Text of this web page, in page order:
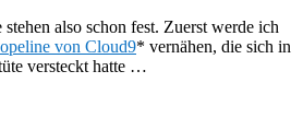
also schon fest. Zuerst werde ich
von Cloud9* vernähen, die sich in
versteckt hatte …